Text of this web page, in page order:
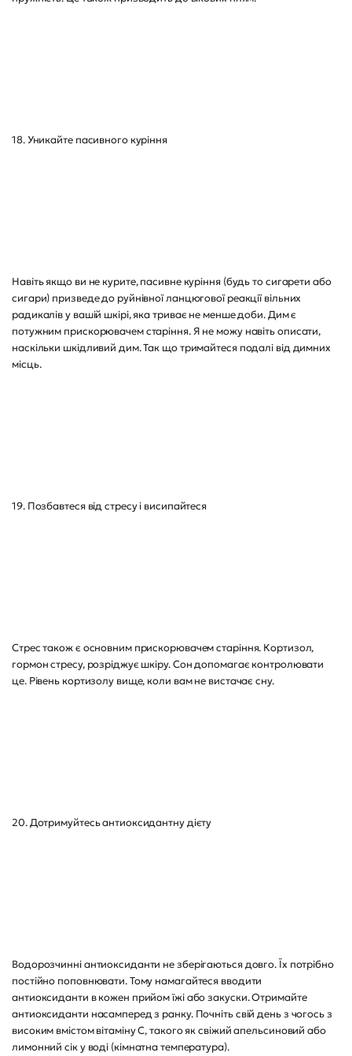
18. Уникайте пасивного куріння
Навіть якщо ви не курите, пасивне куріння (будь то сигарети або
сигари) призведе до руйнівної ланцюгової реакції вільних
радикалів у вашій шкірі, яка триває не менше доби. Дим є
потужним прискорювачем старіння. Я не можу навіть описати,
наскільки шкідливий дим. Так що тримайтеся подалі від димних
місць.
19. Позбавтеся від стресу і висипайтеся
Стрес також є основним прискорювачем старіння. Кортизол,
гормон стресу, розріджує шкіру. Сон допомагає контролювати
це. Рівень кортизолу вище, коли вам не вистачає сну.
20. Дотримуйтесь антиоксидантну дієту
Водорозчинні антиоксиданти не зберігаються довго. Їх потрібно
постійно поповнювати. Тому намагайтеся вводити
антиоксиданти в кожен прийом їжі або закуски. Отримайте
антиоксиданти насамперед з ранку. Почніть свій день з чогось з
високим вмістом вітаміну С, такого як свіжий апельсиновий або
лимонний сік у воді (кімнатна температура).